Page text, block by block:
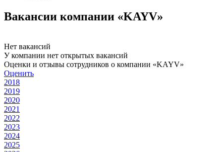
Вакансии компании «KAYV»
Нет вакансий
У компании нет открытых вакансий
Оценки и отзывы сотрудников о компании «KAYV»
Оценить
2018
2019
2020
2021
2022
2023
2024
2025